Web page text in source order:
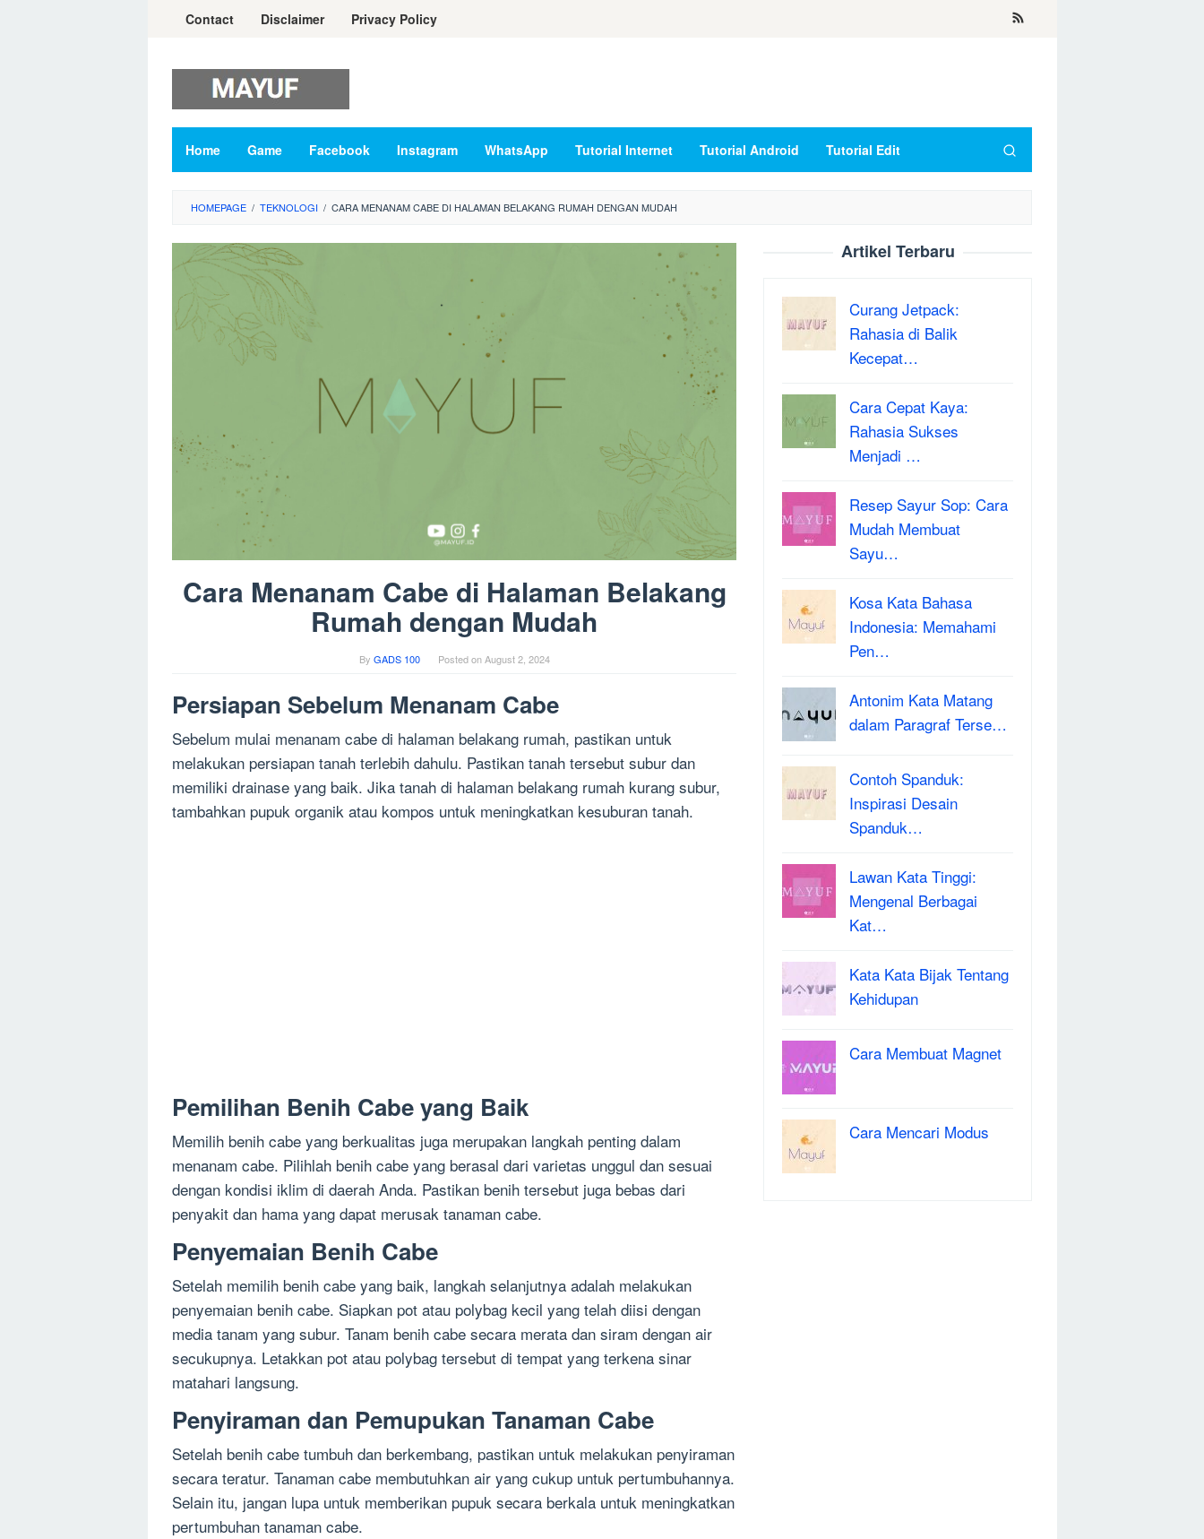
Contact Disclaimer Privacy Policy
Home Game Facebook Instagram WhatsApp Tutorial Internet Tutorial Android Tutorial Edit
HOMEPAGE / TEKNOLOGI / CARA MENANAM CABE DI HALAMAN BELAKANG RUMAH DENGAN MUDAH
Cara Menanam Cabe di Halaman Belakang
Rumah dengan Mudah
By GADS 100 Posted onAugust 2, 2024
Persiapan Sebelum Menanam Cabe
Sebelum mulai menanam cabe di halaman belakang rumah, pastikan untuk
melakukan persiapan tanah terlebih dahulu. Pastikan tanah tersebut subur dan
memiliki drainase yang baik. Jika tanah di halaman belakang rumah kurang subur,
tambahkan pupuk organik atau kompos untuk meningkatkan kesuburan tanah.
Pemilihan Benih Cabe yang Baik
Memilih benih cabe yang berkualitas juga merupakan langkah penting dalam
menanam cabe. Pilihlah benih cabe yang berasal dari varietas unggul dan sesuai
dengan kondisi iklim di daerah Anda. Pastikan benih tersebut juga bebas dari
penyakit dan hama yang dapat merusak tanaman cabe.
Penyemaian Benih Cabe
Setelah memilih benih cabe yang baik, langkah selanjutnya adalah melakukan
penyemaian benih cabe. Siapkan pot atau polybag kecil yang telah diisi dengan
media tanam yang subur. Tanam benih cabe secara merata dan siram dengan air
secukupnya. Letakkan pot atau polybag tersebut di tempat yang terkena sinar
matahari langsung.
Penyiraman dan Pemupukan Tanaman Cabe
Setelah benih cabe tumbuh dan berkembang, pastikan untuk melakukan penyiraman
secara teratur. Tanaman cabe membutuhkan air yang cukup untuk pertumbuhannya.
Selain itu, jangan lupa untuk memberikan pupuk secara berkala untuk meningkatkan
pertumbuhan tanaman cabe.
Artikel Terbaru
Curang Jetpack:
Rahasia di Balik
Kecepat…
Cara Cepat Kaya:
Rahasia Sukses
Menjadi …
Resep Sayur Sop: Cara
Mudah Membuat
Sayu…
Kosa Kata Bahasa
Indonesia: Memahami
Pen…
Antonim Kata Matang
dalam Paragraf Terse…
Contoh Spanduk:
Inspirasi Desain
Spanduk…
Lawan Kata Tinggi:
Mengenal Berbagai
Kat…
Kata Kata Bijak Tentang
Kehidupan
Cara Membuat Magnet
Cara Mencari Modus